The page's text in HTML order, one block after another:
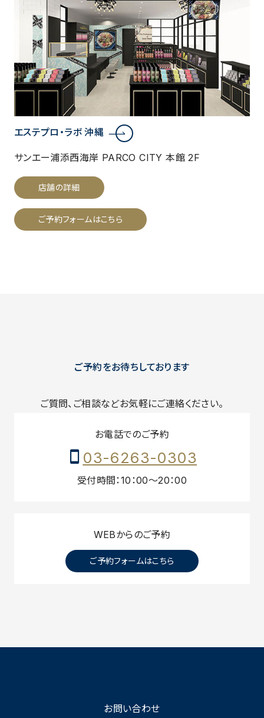
エステプロ・ラボ 沖縄
サンエー浦添西海岸 PARCO CITY 本館 2F
店舗の詳細
ご予約フォームはこちら
ご予約をお待ちしております
ご質問、ご相談などお気軽にご連絡ください。
お電話でのご予約
03-6263-0303
受付時間：10：00～20：00
WEBからのご予約
ご予約フォームはこちら
お問い合わせ